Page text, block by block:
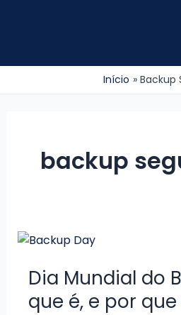
conteúdo
Início Backup
backup
Dia Mundial do
que é, e por